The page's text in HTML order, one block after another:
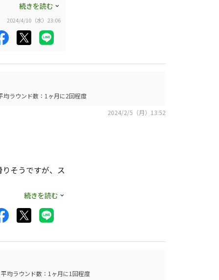
てみると全く問題
時に水分を拭か
は雑巾で都度グ
です。
くなりにくく１
意です。
続きを読む
2024/4/10（水）23:06
均ラウンド数：1ヶ月に2回程度
2024/2/5（月）13:52
そうですが、ス
続きを読む
平均ラウンド数：1ヶ月に1回程度